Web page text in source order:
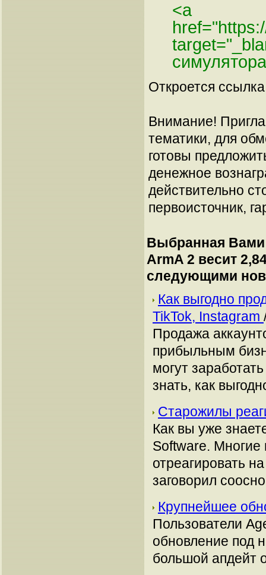
<a
Откроется
Внимание!
тематики, для
готовы
денежное
действительно
первоисточник,
Выбранная Вами
ArmA 2 весит
следующими
Как выгодно
TikTok, Instagram
Продажа
прибыльным
могут
знать, как
Старожилы
Как вы уже
Software.
отреагировать
заговорил
Крупнейшее
Пользователи
обновление под
большой апдейт